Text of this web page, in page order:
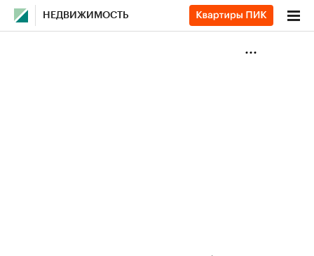
НЕДВИЖИМОСТЬ